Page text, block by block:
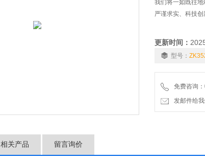
我们将一如既往
严谨求实、科技
更新时间：
型号：
免费咨询
发邮件给我
相关产品 留言询价